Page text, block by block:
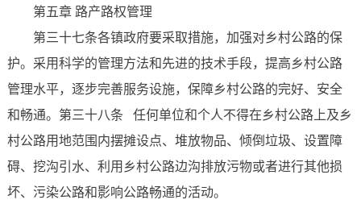
第五章 路产路权管理
第三十七条各镇政府要采取措施，加强对乡村公路的保
护。采用科学的管理方法和先进的技术手段，提高乡村公路
管理水平，逐步完善服务设施，保障乡村公路的完好、安全
和畅通。第三十八条 任何单位和个人不得在乡村公路上及乡
村公路用地范围内摆摊设点、堆放物品、倾倒垃圾、设置障
碍、挖沟引水、利用乡村公路边沟排放污物或者进行其他损
坏、污染公路和影响公路畅通的活动。